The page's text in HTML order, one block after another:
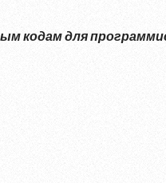
кодам для